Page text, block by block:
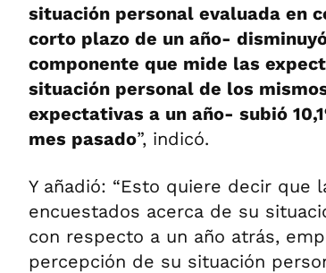
situación personal evaluada en
corto plazo de un año-
componente que mide las
situación personal de los
expectativas a un año- subió
mes pasado”, indicó.
Y añadió: “Esto quiere decir que
encuestados acerca de su
con respecto a un año atrás,
percepción de su situación